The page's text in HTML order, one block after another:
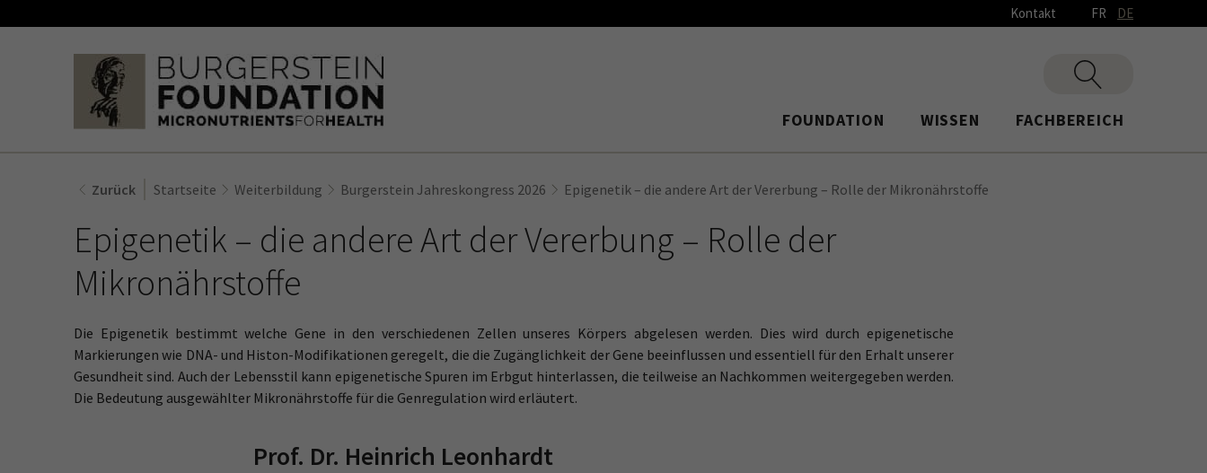
Kontakt FR DE
FOUNDATION WISSEN FACHBEREICH
Zurück Startseite Weiterbildung Burgerstein Jahreskongress 2026 Epigenetik – die andere Art der Vererbung – Rolle der Mikronährstoffe
Epigenetik – die andere Art der Vererbung – Rolle der
Mikronährstoffe
Die Epigenetik bestimmt welche Gene in den verschiedenen Zellen unseres Körpers abgelesen werden. Dies wird durch epigenetische
Markierungen wie DNA- und Histon-Modifikationen geregelt, die die Zugänglichkeit der Gene beeinflussen und essentiell für den Erhalt unserer
Gesundheit sind. Auch der Lebensstil kann epigenetische Spuren im Erbgut hinterlassen, die teilweise an Nachkommen weitergegeben werden.
Die Bedeutung ausgewählter Mikronährstoffe für die Genregulation wird erläutert.
Prof. Dr. Heinrich Leonhardt